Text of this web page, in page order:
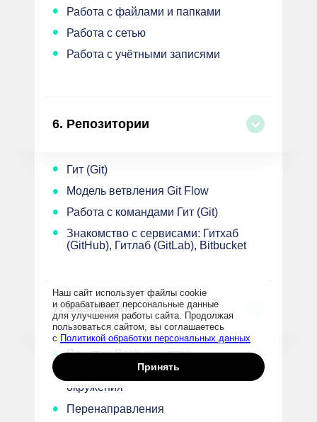
Работа с файлами и папками
•
Работа с сетью
•
Работа с учётными записями
•
6. Репозитории
Гит (Git)
•
Модель ветвления Git Flow
•
Работа с командами Гит (Git)
•
Знакомство с сервисами: Гитхаб
(GitHub), Гитлаб (GitLab), Bitbucket
•
7.Bash/Shell
Понятие Bash-cкриптов
•
Запуск shell, переменные
окружения
•
Перенаправления
•
Принять
Наш сайт использует файлы cookie
и обрабатывает персональные данные
для улучшения работы сайта. Продолжая
пользоваться сайтом, вы соглашаетесь
с Политикой обработки персональных данных